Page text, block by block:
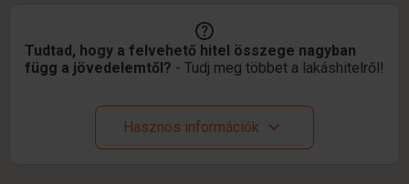
Tudtad, hogy a felvehető hitel összege nagyban
függ a jövedelemtől? - Tudj meg többet a lakáshitelről!
Hasznos információk